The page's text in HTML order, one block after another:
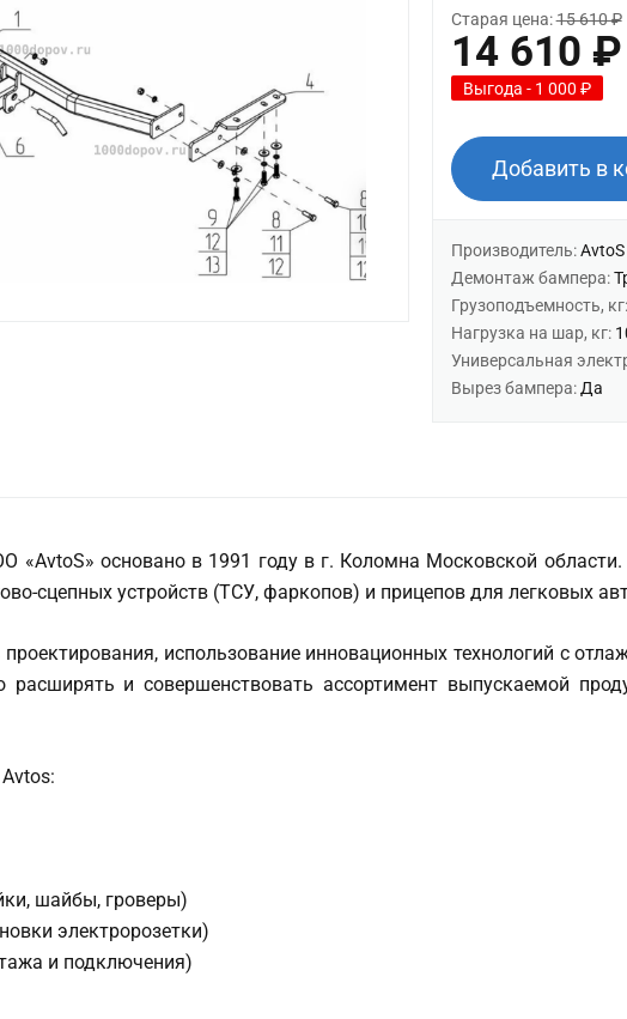
Старая цена:15 610 ₽
14 610 ₽
Выгода - 1 000 ₽
Добавить в
Производитель:AvtoS
Демонтаж бампера:
Грузоподъемность, кг:
Нагрузка на шар, кг:
Универсальная
Вырез бампера: Да
«AvtoS» основано в 1991 году в г. Коломна Московской
сцепных устройств (ТСУ, фаркопов) и прицепов для легковых
использование инновационных технологий с
расширять и совершенствовать ассортимент выпускаемой
шайбы, гроверы)
электророзетки)
и подключения)